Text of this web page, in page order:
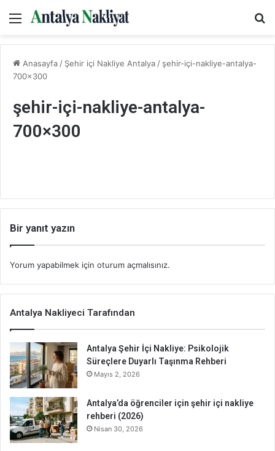
Menü
Anasayfa / Şehir içi Nakliye Antalya / şehir-içi-nakliye-antalya-
700×300
şehir-içi-nakliye-antalya-
700×300
Bir yanıt yazın
Yorum yapabilmek için oturum açmalısınız.
Antalya Nakliyeci Tarafından
Antalya Şehir İçi Nakliye: Psikolojik
Süreçlere Duyarlı Taşınma Rehberi
Mayıs 2, 2026
Antalya’da öğrenciler için şehir içi nakliye
rehberi (2026)
Nisan 30, 2026